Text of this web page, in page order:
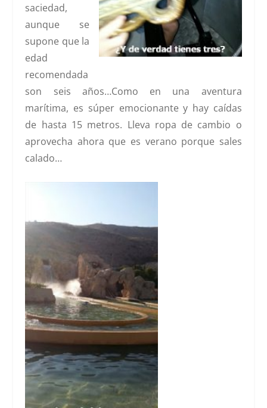
saciedad,
aunque se
supone que la
edad
recomendada
son seis años…Como en una aventura
marítima, es súper emocionante y hay caídas
de hasta 15 metros. Lleva ropa de cambio o
aprovecha ahora que es verano porque sales
calado…